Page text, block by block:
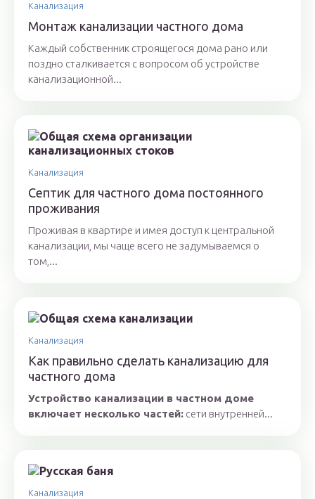
Канализация
Монтаж канализации частного дома
Каждый собственник строящегося дома рано или
поздно сталкивается с вопросом об устройстве
канализационной...
Канализация
Септик для частного дома постоянного
проживания
Проживая в квартире и имея доступ к центральной
канализации, мы чаще всего не задумываемся о
том,...
Канализация
Как правильно сделать канализацию для
частного дома
Устройство канализации в частном доме
включает несколько частей: сети внутренней...
Канализация